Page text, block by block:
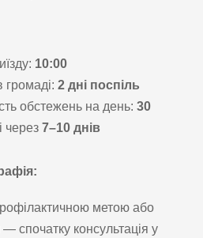
10:00
громаді: 2 дні поспіль
обстежень на день: 30
через 7–10 днів
метою або
спочатку консультація у